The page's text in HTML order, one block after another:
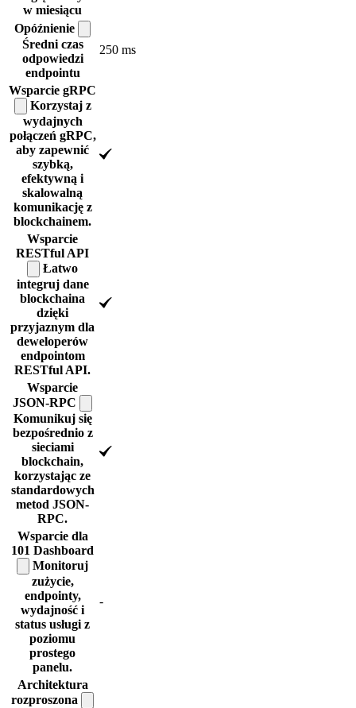
w miesiącu
Opóźnienie
Średni czas
odpowiedzi
endpointu
250 ms
Wsparcie gRPC
Korzystaj z
wydajnych
połączeń gRPC,
aby zapewnić
szybką,
efektywną i
skalowalną
komunikację z
blockchainem.
Wsparcie
RESTful API
Łatwo
integruj dane
blockchaina
dzięki
przyjaznym dla
deweloperów
endpointom
RESTful API.
Wsparcie
JSON-RPC
Komunikuj się
bezpośrednio z
sieciami
blockchain,
korzystając ze
standardowych
metod JSON-
RPC.
Wsparcie dla
101 Dashboard
Monitoruj
zużycie,
endpointy,
wydajność i
status usługi z
poziomu
prostego
panelu.
-
Architektura
rozproszona